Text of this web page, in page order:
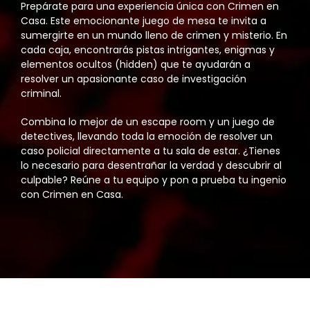
Prepárate para una experiencia única con Crimen en
Casa. Este emocionante juego de mesa te invita a
sumergirte en un mundo lleno de crimen y misterio. En
cada caja, encontrarás pistas intrigantes, enigmas y
elementos ocultos (hidden) que te ayudarán a
resolver un apasionante caso de investigación
criminal.
Combina lo mejor de un escape room y un juego de
detectives, llevando toda la emoción de resolver un
caso policial directamente a tu sala de estar. ¿Tienes
lo necesario para desentrañar la verdad y descubrir al
culpable? Reúne a tu equipo y pon a prueba tu ingenio
con Crimen en Casa.